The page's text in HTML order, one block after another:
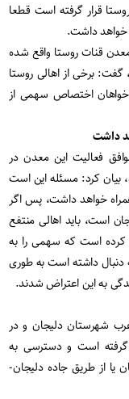
قرار گرفته است قطعا
خواهد داشت.
اینکه در ۲۰۰ متری این معدن قنات روستا واقع شده
برخی از اهالی روستا
خواهان اختصاص سهمی از
داشت
فعالیت این معدن در
بیان کرد: مسئله این است
خواهد داشت، پس اگر
است، باید اهالی منتفع
کرده است که سهمی را به
دنبال داشته است به طوری
به این اعتراض شدند.
شمال غرب شهرستان دلیجان و در
قرار گرفته است و دسترسی به
یا از طریق جاده دلیجان-